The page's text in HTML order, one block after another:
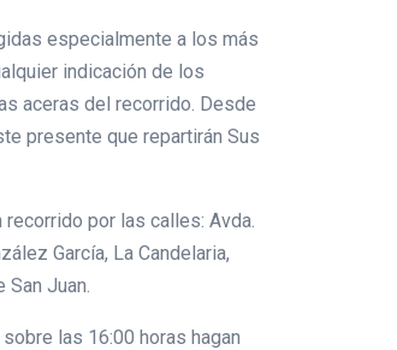
especialmente a los más
indicación de los
aceras del recorrido. Desde
presente que repartirán Sus
por las calles: Avda.
García, La Candelaria,
San Juan.
las 16:00 horas hagan